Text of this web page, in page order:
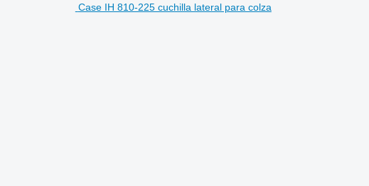
Case IH 810-225 cuchilla lateral para colza